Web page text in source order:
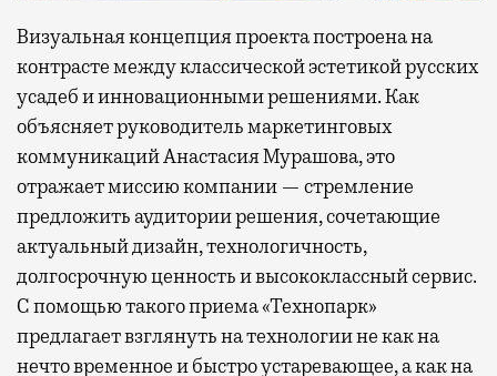
Визуальная концепция проекта построена на
контрасте между классической эстетикой русских
усадеб и инновационными решениями. Как
объясняет руководитель маркетинговых
коммуникаций Анастасия Мурашова, это
отражает миссию компании — стремление
предложить аудитории решения, сочетающие
актуальный дизайн, технологичность,
долгосрочную ценность и высококлассный сервис.
С помощью такого приема «Технопарк»
предлагает взглянуть на технологии не как на
нечто временное и быстро устаревающее, а как на